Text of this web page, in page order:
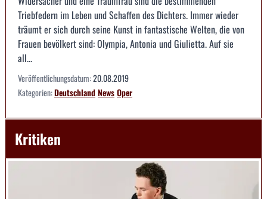
Triebfedern im Leben und Schaffen des Dichters. Immer wieder
träumt er sich durch seine Kunst in fantastische Welten, die von
Frauen bevölkert sind: Olympia, Antonia und Giulietta. Auf sie
all...
Veröffentlichungsdatum:20.08.2019
Kategorien:DeutschlandNewsOper
Kritiken